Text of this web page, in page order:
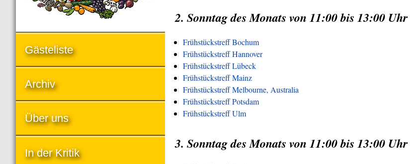
2. Sonntag des Monats von 11:00 bis 13:00 Uhr
Frühstückstreff Bochum
Frühstückstreff Hannover
Frühstückstreff Lübeck
Frühstückstreff Mainz
Frühstückstreff Melbourne, Australia
Frühstückstreff Potsdam
Frühstückstreff Ulm
3. Sonntag des Monats von 11:00 bis 13:00 Uhr
Gästeliste
Archiv
Über uns
In der Kritik